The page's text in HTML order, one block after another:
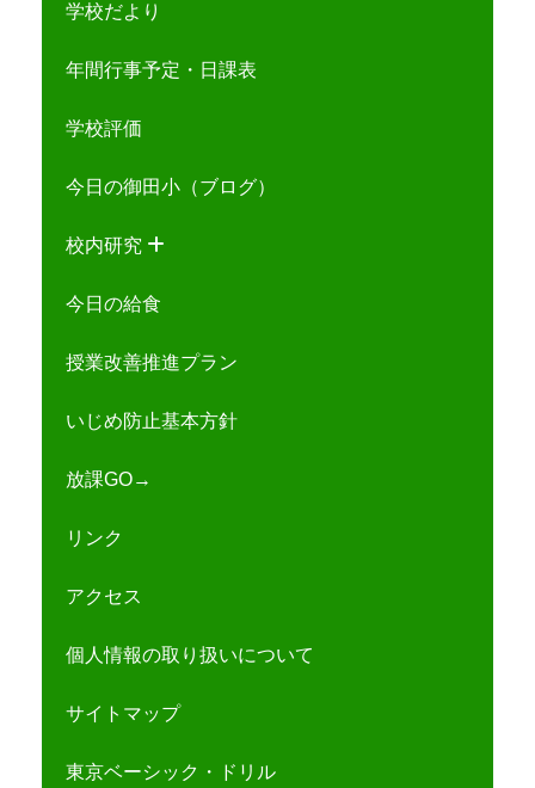
学校だより
年間行事予定・日課表
学校評価
今日の御田小（ブログ）
校内研究
今日の給食
授業改善推進プラン
いじめ防止基本方針
放課GO→
リンク
アクセス
個人情報の取り扱いについて
サイトマップ
東京ベーシック・ドリル